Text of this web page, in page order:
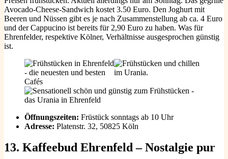
Avocado-Cheese-Sandwich kostet 3.50 Euro. Den Joghurt mit
Beeren und Nüssen gibt es je nach Zusammenstellung ab ca. 4 Euro
und der Cappucino ist bereits für 2,90 Euro zu haben. Was für
Ehrenfelder, respektive Kölner, Verhältnisse ausgesprochen günstig
ist.
Öffnungszeiten: Früstück sonntags ab 10 Uhr
Adresse: Platenstr. 32, 50825 Köln
13. Kaffeebud Ehrenfeld – Nostalgie pur